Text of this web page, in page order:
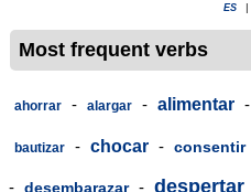
ES
Most frequent verbs
ahorrar - alargar - alimentar -
bautizar - chocar - consentir
- desembarazar - despertar